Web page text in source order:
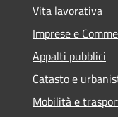
Vita lavorativa
Imprese e
Appalti pubblici
Catasto e
Mobilità e